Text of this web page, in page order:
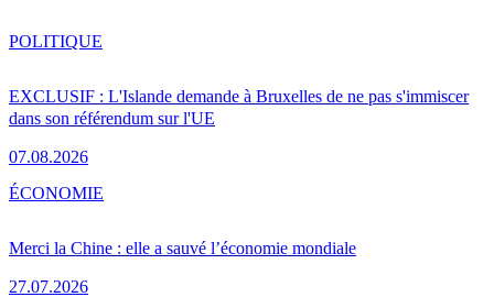
EXCLUSIF : L'Islande demande à Bruxelles de ne pas s'immiscer
dans son référendum sur l'UE
07.08.2026
POLITIQUE
Merci la Chine : elle a sauvé l’économie mondiale
27.07.2026
ÉCONOMIE